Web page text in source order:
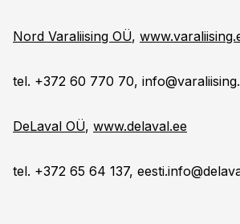
Nord Varaliising OÜ,
tel. +372 60 770 70,
DeLaval OÜ, www.delaval.ee
tel. +372 65 64 137,